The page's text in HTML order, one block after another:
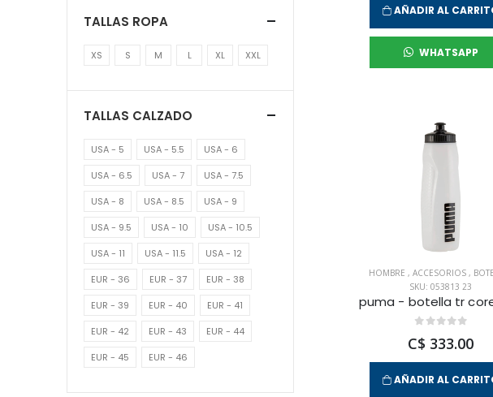
AÑADIR AL
WHATSAPP
HOMBRE,ACCESORIOS,
SKU: 053813 23
C$ 333.00
AÑADIR AL
TALLAS ROPA
XS S M L XL XXL
TALLAS CALZADO
USA - 5 USA - 5.5
USA - 6
USA - 6.5
USA - 7
USA - 7.5
USA - 8
USA - 8.5
USA - 9
USA - 9.5
USA - 10
USA - 10.5
USA - 11
USA - 11.5
USA - 12
EUR - 36
EUR - 37
EUR - 38
EUR - 39
EUR - 40
EUR - 41
EUR - 42
EUR - 43
EUR - 44
EUR - 45
EUR - 46